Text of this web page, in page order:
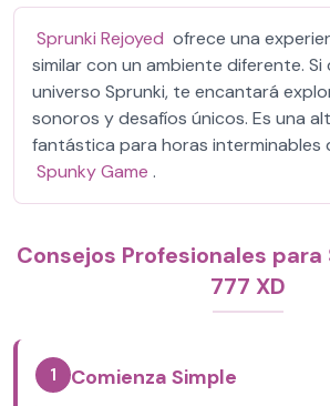
Sprunki Rejoyed ofrece una
similar con un ambiente diferente.
universo Sprunki, te encantará
sonoros y desafíos únicos. Es una
fantástica para horas interminables
Spunky Game .
Consejos Profesionales para
777 XD
1 Comienza Simple